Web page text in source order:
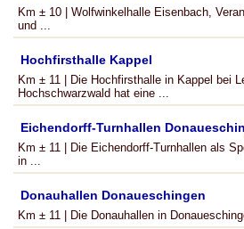
Km ± 10 | Wolfwinkelhalle Eisenbach,
und ...
Hochfirsthalle Kappel
Km ± 11 | Die Hochfirsthalle in Kappel bei
Hochschwarzwald hat eine ...
Eichendorff-Turnhallen
Km ± 11 | Die Eichendorff-Turnhallen als
in ...
Donauhallen Donaueschingen
Km ± 11 | Die Donauhallen in